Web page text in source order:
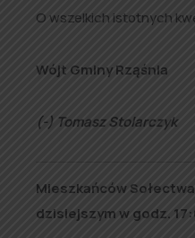
O wszelkich istotnych
Wójt Gminy Rząśnia
(-) Tomasz Stolarczyk
Mieszkańców
dzisiejszym w godz.